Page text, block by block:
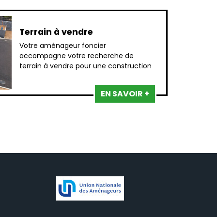
Terrain à vendre
Votre aménageur foncier
accompagne votre recherche de
terrain à vendre pour une construction
EN SAVOIR +